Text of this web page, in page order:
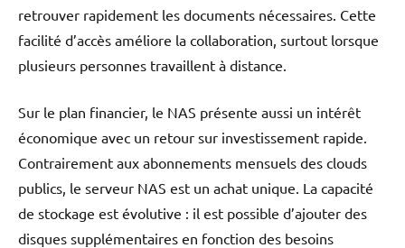
retrouver rapidement les documents nécessaires. Cette
facilité d’accès améliore la collaboration, surtout lorsque
plusieurs personnes travaillent à distance.
Sur le plan financier, le NAS présente aussi un intérêt
économique avec un retour sur investissement rapide.
Contrairement aux abonnements mensuels des clouds
publics, le serveur NAS est un achat unique. La capacité
de stockage est évolutive : il est possible d’ajouter des
disques supplémentaires en fonction des besoins